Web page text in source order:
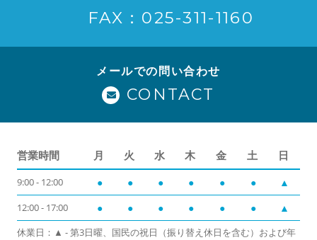
FAX：025-311-1160
メールでの問い合わせ
CONTACT
営業時間 月 火 水 木 金 土 日
9:00 - 12:00 ● ● ● ● ● ● ▲
12:00 - 17:00 ● ● ● ● ● ● ▲
休業日：▲ - 第3日曜、国民の祝日（振り替え休日を含む）および年